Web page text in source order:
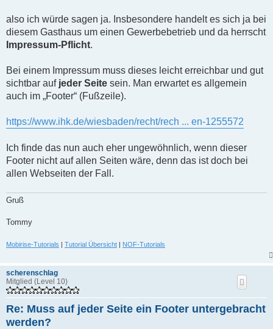
e
s
e
n
B
e
i
t
g
also ich würde sagen ja. Insbesondere handelt es sich ja bei
diesem Gasthaus um einen Gewerbebetrieb und da herrscht
Impressum-Pflicht.
Bei einem Impressum muss dieses leicht erreichbar und gut
sichtbar auf jeder Seite sein. Man erwartet es allgemein
auch im
Footer (Fußzeile).
https://www.ihk.de/wiesbaden/recht/rech ... en-1255572
Ich finde das nun auch eher ungewöhnlich, wenn dieser
Footer nicht auf allen Seiten wäre, denn das ist doch bei
allen Webseiten der Fall.
Gruß
Tommy
Mobirise-Tutorials | Tutorial Übersicht | NOF-Tutorials
scherenschlag
Mitglied (Level 10)
Re: Muss auf jeder Seite ein Footer untergebracht
werden?